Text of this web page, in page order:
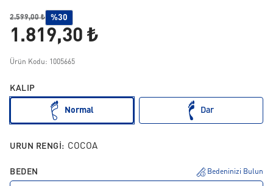
2.599,00 ₺ %30
1.819,30 ₺
Ürün Kodu: 1005665
KALIP
Normal Dar
URUN RENGI: COCOA
BEDEN Bedeninizi Bulun